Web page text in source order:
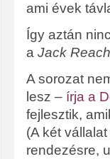
ami évek
Így aztán
a Jack
A sorozat
lesz – írja a
fejlesztik,
(A két
rendezésre,